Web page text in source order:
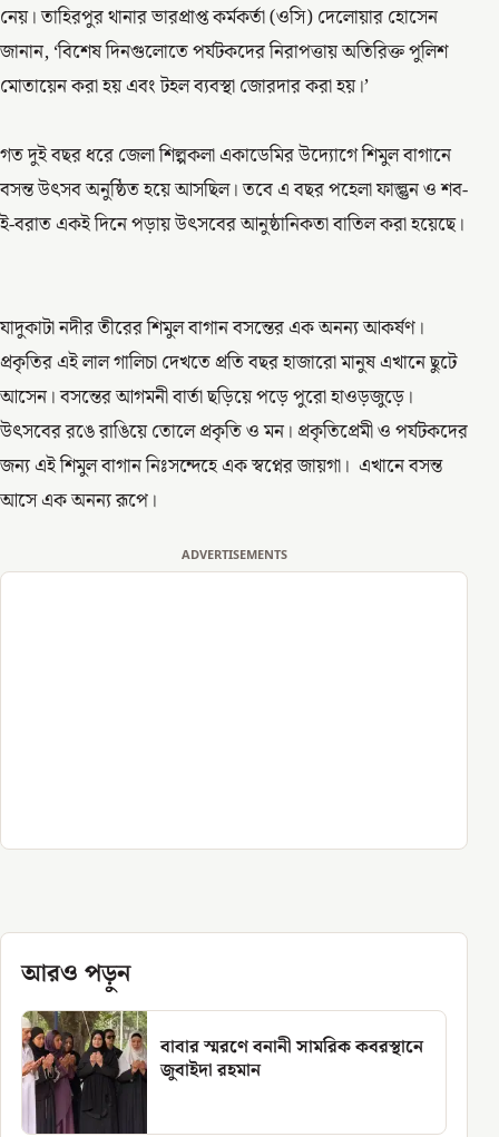
নেয়। তাহিরপুর থানার ভারপ্রাপ্ত কর্মকর্তা (ওসি) দেলোয়ার হোসেন
জানান, ‘বিশেষ দিনগুলোতে পর্যটকদের নিরাপত্তায় অতিরিক্ত পুলিশ
মোতায়েন করা হয় এবং টহল ব্যবস্থা জোরদার করা হয়।’
গত দুই বছর ধরে জেলা শিল্পকলা একাডেমির উদ্যোগে শিমুল বাগানে
বসন্ত উৎসব অনুষ্ঠিত হয়ে আসছিল। তবে এ বছর পহেলা ফাল্গুন ও শব-
ই-বরাত একই দিনে পড়ায় উৎসবের আনুষ্ঠানিকতা বাতিল করা হয়েছে।
যাদুকাটা নদীর তীরের শিমুল বাগান বসন্তের এক অনন্য আকর্ষণ।
প্রকৃতির এই লাল গালিচা দেখতে প্রতি বছর হাজারো মানুষ এখানে ছুটে
আসেন। বসন্তের আগমনী বার্তা ছড়িয়ে পড়ে পুরো হাওড়জুড়ে।
উৎসবের রঙে রাঙিয়ে তোলে প্রকৃতি ও মন। প্রকৃতিপ্রেমী ও পর্যটকদের
জন্য এই শিমুল বাগান নিঃসন্দেহে এক স্বপ্নের জায়গা। এখানে বসন্ত
আসে এক অনন্য রূপে।
ADVERTISEMENTS
আরও পড়ুন
বাবার স্মরণে বনানী সামরিক কবরস্থানে
জুবাইদা রহমান